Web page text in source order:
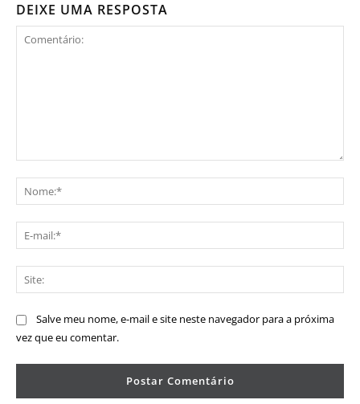
DEIXE UMA RESPOSTA
Salve meu nome, e-mail e site neste navegador para a próxima
vez que eu comentar.